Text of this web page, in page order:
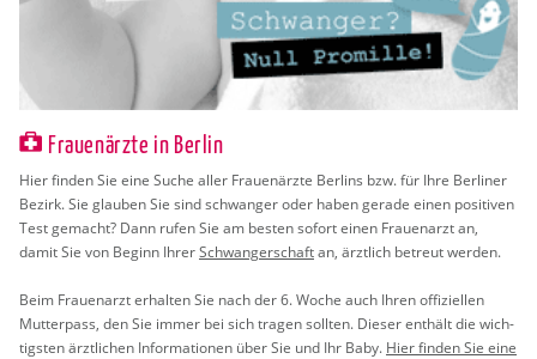
Frauenärzte in Berlin
Hier fin­den Sie eine Suche aller Frau­en­ärz­te Ber­lins bzw. für Ihre Ber­li­ner
Be­zirk. Sie glau­ben Sie sind schwan­ger oder haben ge­ra­de einen po­si­ti­ven
Test ge­macht? Dann rufen Sie am bes­ten so­fort einen Frau­en­arzt an,
damit Sie von Be­ginn IhrerSchwan­ger­schaftan, ärzt­lich be­treut wer­den.
Beim Frau­en­arzt er­hal­ten Sie nach der 6. Woche auch Ihren of­fi­zi­el­len
Mut­ter­pass, den Sie immer bei sich tra­gen soll­ten. Die­ser ent­hält die wich­
tigs­ten ärzt­li­chen In­for­ma­tio­nen über Sie und Ihr Baby. Hier fin­den Sie eine